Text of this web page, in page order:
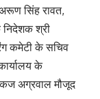
सिंह रावत,
निदेशक श्री
कमेटी के सचिव
के
अग्रवाल मौजूद